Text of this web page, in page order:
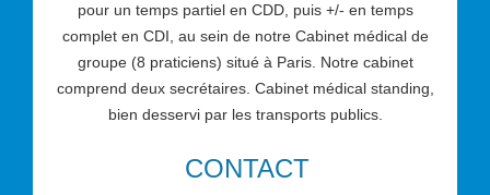
pour un temps partiel en CDD, puis +/- en temps
complet en CDI, au sein de notre Cabinet médical de
groupe (8 praticiens) situé à Paris. Notre cabinet
comprend deux secrétaires. Cabinet médical standing,
bien desservi par les transports publics.
CONTACT